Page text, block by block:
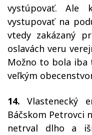
vystúpovať. Ale
vystupovať na
vtedy zakázaný
oslavách veru
Možno to bola iba
veľkým
14. Vlastenecký
Báčskom Petrovci
netrval dlho a